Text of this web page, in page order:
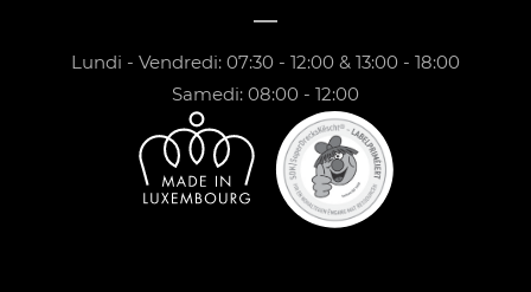
Lundi - Vendredi: 07:30 - 12:00 & 13:00 - 18:00
Samedi: 08:00 - 12:00